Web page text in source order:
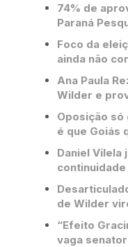
74% de
Paraná
Foco da
ainda não
Ana Paula
Wilder e
Oposição só
é que Goiás
Daniel Vilela
de Wilder
“Efeito
vaga